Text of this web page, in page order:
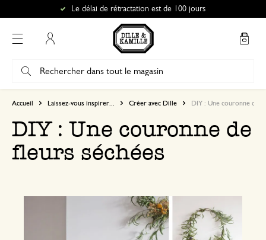
Le délai de rétractation est de 100 jours
Accueil Laissez-vous inspirer... Créer avec Dille DIY : Une couronne de
DIY : Une couronne de
fleurs séchées